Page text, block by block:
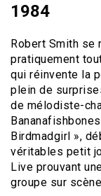
1984
Robert Smith
pratiquement
qui réinvente la
plein de
de mélodiste-
Birdmadgirl »,
véritables petit
Live prouvant
groupe sur